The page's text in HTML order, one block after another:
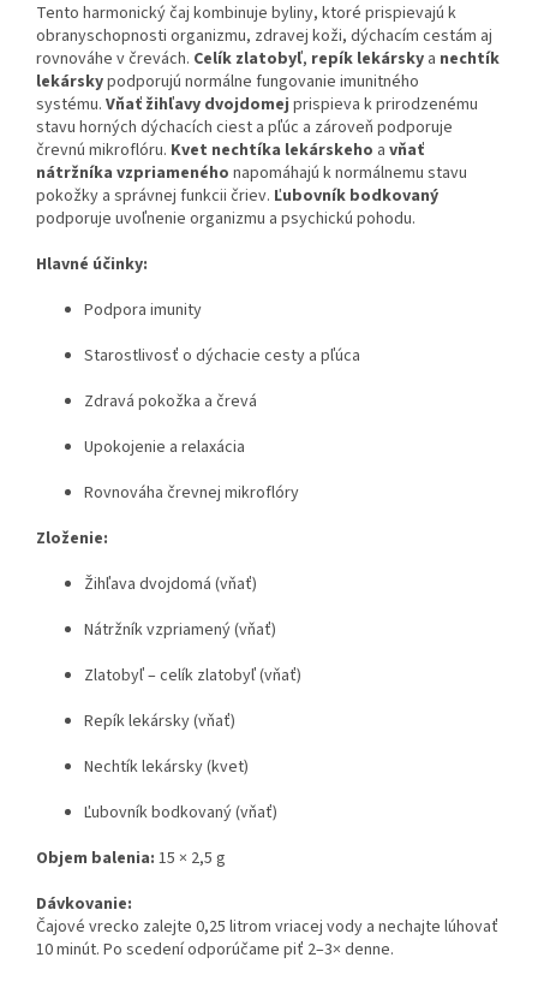
Tento harmonický čaj kombinuje byliny, ktoré prispievajú k
obranyschopnosti organizmu, zdravej koži, dýchacím cestám aj
rovnováhe v črevách. Celík zlatobyľ, repík lekársky a nechtík
lekárskypodporujú normálne fungovanie imunitného
systému. Vňať žihľavy dvojdomej prispieva k prirodzenému
stavu horných dýchacích ciest a pľúc a zároveň podporuje
črevnú mikroflóru. Kvet nechtíka lekárskeho a vňať
nátržníka vzpriameného napomáhajú k normálnemu stavu
pokožky a správnej funkcii čriev. Ľubovník bodkovaný
podporuje uvoľnenie organizmu a psychickú pohodu.
Hlavné účinky:
Podpora imunity
Starostlivosť o dýchacie cesty a pľúca
Zdravá pokožka a črevá
Upokojenie a relaxácia
Rovnováha črevnej mikroflóry
Zloženie:
Žihľava dvojdomá (vňať)
Nátržník vzpriamený (vňať)
Zlatobyľ – celík zlatobyľ (vňať)
Repík lekársky (vňať)
Nechtík lekársky (kvet)
Ľubovník bodkovaný (vňať)
Objem balenia: 15 × 2,5 g
Dávkovanie:
Čajové vrecko zalejte 0,25 litrom vriacej vody a nechajte lúhovať
10 minút. Po scedení odporúčame piť 2–3× denne.